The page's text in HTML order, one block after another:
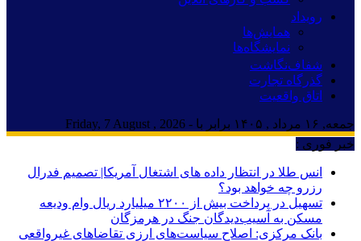
رویداد
همایش‌ها
نمایشگاه‌ها
شفاف‌نگاشت
گذرگاه تجارت
اتاق واقعیت
جمعه, ۱۶ مرداد , ۱۴۰۵ برابر با - Friday, 7 August , 2026
خبر فوری :
انس طلا در انتظار داده های اشتغال آمریکا| تصمیم فدرال
رزرو چه خواهد بود؟
تسهیل در پرداخت بیش از ۲۲۰۰ میلیارد ریال وام ودیعه
مسکن به آسیب‌دیدگان جنگ در هرمزگان
بانک مرکزی: اصلاح سیاست‌های ارزی تقاضاهای غیرواقعی